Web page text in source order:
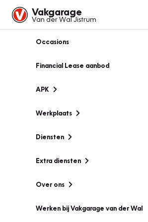
Vakgarage
Van der Wal Jistrum
Occasions
Financial Lease aanbod
APK
Werkplaats
Diensten
Extra diensten
Over ons
Werken bij Vakgarage van der Wal